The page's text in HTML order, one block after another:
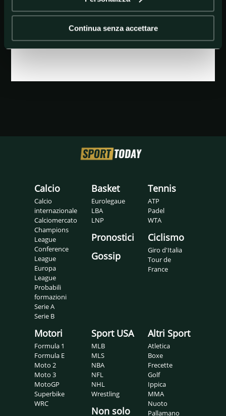
Continua senza accettare
GETTY IMAGES Deniz Oncu
Calcio
Calcio
internazionale
Calciomercato
Champions
League
Conference
League
Europa
League
Probabili
formazioni
Serie A
Serie B
Basket
Eurolegaue
LBA
LNP
Pronostici
Gossip
Tennis
ATP
Padel
WTA
Ciclismo
Giro d'Italia
Tour de
France
Motori
Formula 1
Formula E
Moto 2
Moto 3
MotoGP
Superbike
WRC
Sport USA
MLB
MLS
NBA
NFL
NHL
Wrestling
Non solo
Altri Sport
Atletica
Boxe
Frecette
Golf
Ippica
MMA
Nuoto
Pallamano